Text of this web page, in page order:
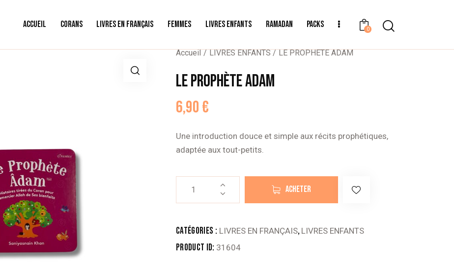
ACCUEIL CORANS LIVRES EN FRANÇAIS FEMMES LIVRES ENFANTS RAMADAN PACKS 0
Accueil LIVRES ENFANTS LE PROPHÈTE ADAM
LE PROPHÈTE ADAM
6,90€
Une introduction douce et simple aux récits prophétiques,
adaptée aux tout-petits.
PROPHÈTE
ACHETER
Catégories : LIVRES EN FRANÇAIS, LIVRES ENFANTS
Product ID: 31604